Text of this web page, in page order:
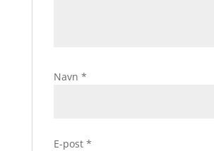
Navn *
E-post *